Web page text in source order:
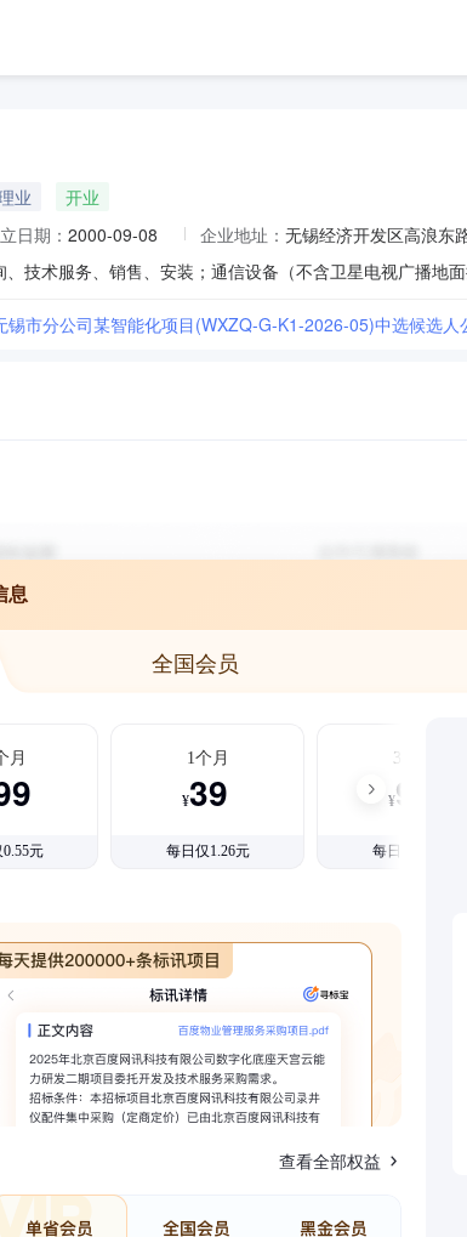
业
开业
日期： 2000-09-08 企业地址： 无锡经济开发区高浪东
锡市分公司某智能化项目(WXZQ-G-K1-2026-05)中选候选人
息
全国会员
月
元
1个月
¥39
每日仅1.26元
3个月
¥99
每日仅1.08元
查看全部权益